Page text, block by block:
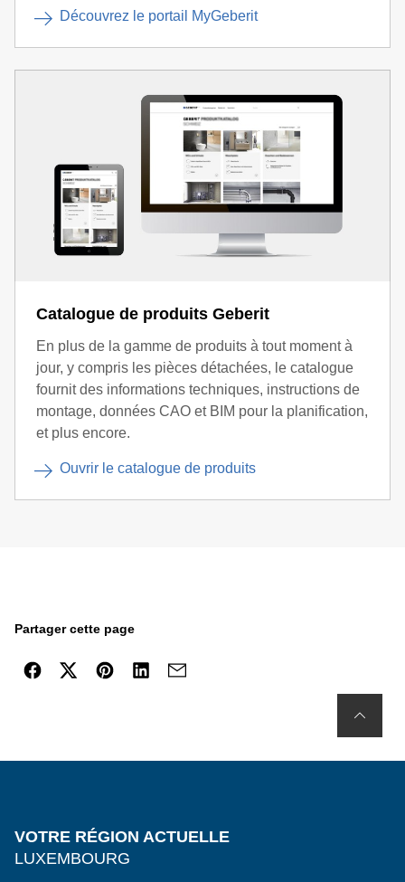
Découvrez le portail MyGeberit
Catalogue de produits Geberit
En plus de la gamme de produits à tout moment à
jour, y compris les pièces détachées, le catalogue
fournit des informations techniques, instructions de
montage, données CAO et BIM pour la planification,
et plus encore.
Ouvrir le catalogue de produits
Partager cette page
VOTRE RÉGION ACTUELLE
LUXEMBOURG